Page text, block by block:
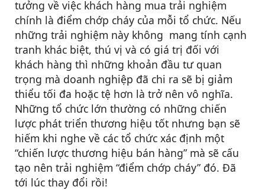
tưởng về việc khách hàng mua trải nghiệm
chính là điểm chớp cháy của mỗi tổ chức. Nếu
những trải nghiệm này không mang tính cạnh
tranh khác biệt, thú vị và có giá trị đối với
khách hàng thì những khoản đầu tư quan
trọng mà doanh nghiệp đã chi ra sẽ bị giảm
thiểu tối đa hoặc tệ hơn là trở nên vô nghĩa.
Những tổ chức lớn thường có những chiến
lược phát triển thương hiệu tốt nhưng bạn sẽ
hiếm khi nghe về các tổ chức xác định một
“chiến lược thương hiệu bán hàng” mà sẽ cấu
tạo nên trải nghiệm “điểm chớp cháy” đó. Đã
tới lúc thay đổi rồi!